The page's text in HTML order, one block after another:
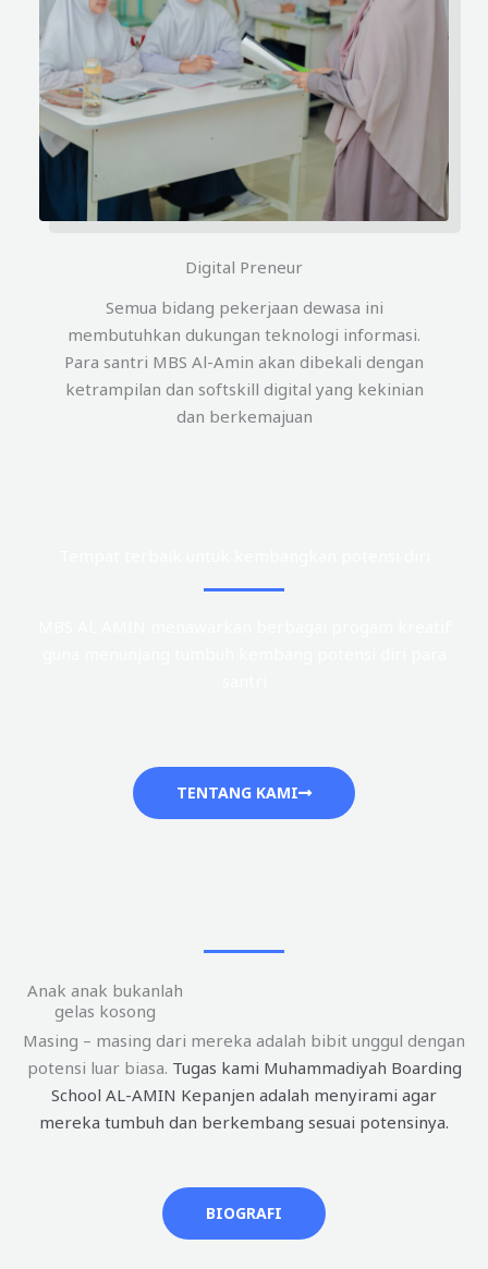
Digital Preneur
Semua bidang pekerjaan dewasa ini
membutuhkan dukungan teknologi informasi.
Para santri MBS Al-Amin akan dibekali dengan
ketrampilan dan softskill digital yang kekinian
dan berkemajuan
TENTANG KAMI
Anak anak bukanlah
gelas kosong
Masing – masing dari mereka adalah bibit unggul dengan
potensi luar biasa. Tugas kami Muhammadiyah Boarding
School AL-AMIN Kepanjen adalah menyirami agar
mereka tumbuh dan berkembang sesuai potensinya.
BIOGRAFI